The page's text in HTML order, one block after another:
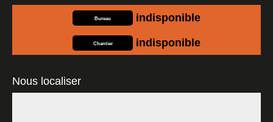
Bureau indisponible
Chantier indisponible
Nous localiser